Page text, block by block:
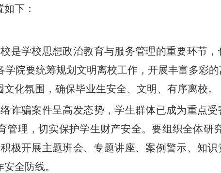
如下 ：
是学校思想政治教育与服务管理的重要环节，
学院要统筹规划文明离校工作，开展丰富多彩的
化氛围，确保毕业生安全、文明、有序离校。
诈骗案件呈高发态势，学生群体已成为重点
理，切实保护学生财产安全。要组织全体研
极开展主题班会、专题讲座、案例警示、知
全防线。